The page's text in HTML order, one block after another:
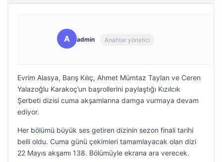
A admin Anahtar yönetici
Evrim Alasya, Barış Kılıç, Ahmet Mümtaz Taylan ve Ceren
Yalazoğlu Karakoç’un başrollerini paylaştığı Kızılcık
Şerbeti dizisi cuma akşamlarına damga vurmaya devam
ediyor.
Her bölümü büyük ses getiren dizinin sezon finali tarihi
belli oldu. Cuma günü çekimleri tamamlayacak olan dizi
22 Mayıs akşamı 138. Bölümüyle ekrana ara verecek.